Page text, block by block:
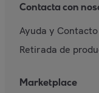
Contacta con
Ayuda y Contacto
Retirada de
Marketplace